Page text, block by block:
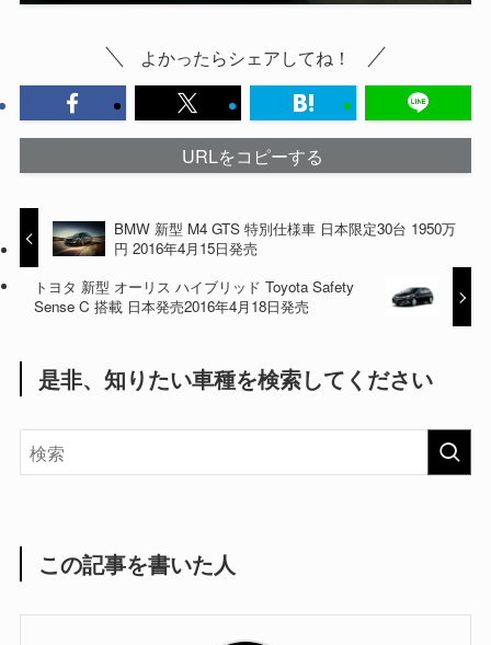
よかったらシェアしてね！
URLをコピーする
BMW 新型 M4 GTS 特別仕様車 日本限定30台 1950万
円 2016年4月15日発売
トヨタ 新型 オーリス ハイブリッド Toyota Safety
Sense C 搭載 日本発売2016年4月18日発売
是非、知りたい車種を検索してください
この記事を書いた人